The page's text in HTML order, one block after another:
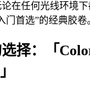
在任何光线环境
门首选”的经典胶卷
择：「